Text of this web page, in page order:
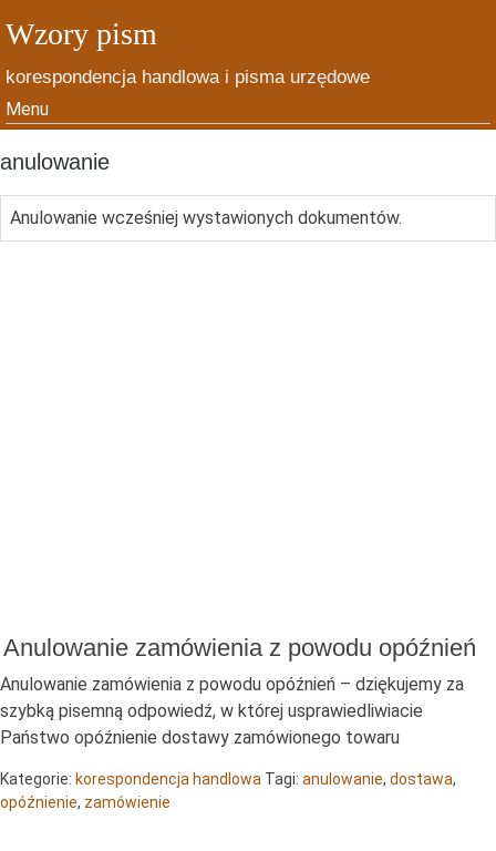
Wzory pism
korespondencja handlowa i pisma urzędowe
Menu
Skip to content
anulowanie
Anulowanie wcześniej wystawionych dokumentów.
Anulowanie zamówienia z powodu opóźnień
Anulowanie zamówienia z powodu opóźnień – dziękujemy za
szybką pisemną odpowiedź, w której usprawiedliwiacie
Państwo opóźnienie dostawy zamówionego towaru
Kategorie: korespondencja handlowa Tagi: anulowanie, dostawa,
opóźnienie, zamówienie